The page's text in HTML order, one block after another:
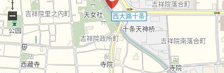
○京都吉祥院邮局步行6分钟(约430m)
○公署儿童公园步行1分钟(约60m)
○西公署儿童公园步行3分钟(约200m)
○吉祥院小学步行5分钟(约400m)
○洛南中学校徒歩6分(约450m)
−